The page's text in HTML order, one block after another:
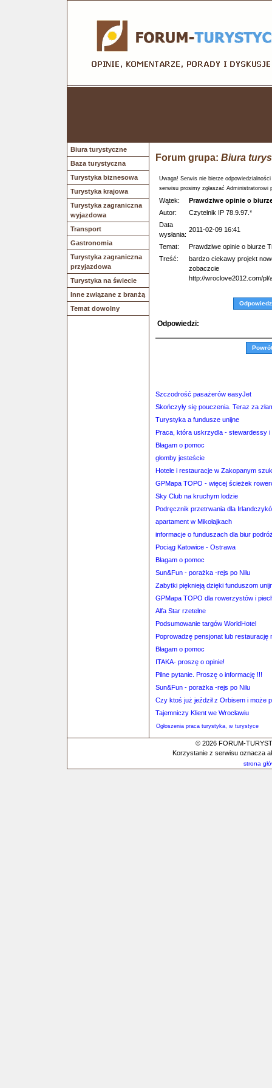
Biura turystyczne
Baza turystyczna
Turystyka biznesowa
Turystyka krajowa
Turystyka zagraniczna
wyjazdowa
Transport
Gastronomia
Turystyka zagraniczna
przyjazdowa
Turystyka na świecie
Inne związane z branżą
Temat dowolny
Forum grupa: Biura
Uwaga! Serwis nie bierze
serwisu prosimy zgłaszać Administratorowi
Wątek:
Prawdziwe opinie o
Autor:
Czytelnik IP 78.9.97.*
Data
wysłania:
2011-02-09 16:41
Temat:
Prawdziwe opinie o biurze
Treść:
bardzo ciekawy projekt
zobaczcie
http://wroclove2012.com/
Odpowiedz
Odpowiedzi:
Szczodrość pasażerów easyJet
Skończyły się pouczenia. Teraz za
Turystyka a fundusze unijne
Praca, która uskrzydla - stewardessy i
Błagam o pomoc
głomby jesteście
Hotele i restauracje w Zakopanym
GPMapa TOPO - więcej ścieżek
Sky Club na kruchym lodzie
Podręcznik przetrwania dla
apartament w Mikołajkach
informacje o funduszach dla biur
Pociąg Katowice - Ostrawa
Błagam o pomoc
Sun&Fun - porażka -rejs po Nilu
Zabytki pięknieją dzięki funduszom
GPMapa TOPO dla rowerzystów i
Alfa Star rzetelne
Podsumowanie targów WorldHotel
Poprowadzę pensjonat lub restaurację
Błagam o pomoc
ITAKA- proszę o opinie!
Pilne pytanie. Proszę o informację !!!
Sun&Fun - porażka -rejs po Nilu
Czy ktoś już jeździł z Orbisem i może
Tajemniczy Klient we Wrocławiu
Ogłoszenia praca turystyka, w turystyce
© 2026 FORUM-
Korzystanie z serwisu oznacza
strona